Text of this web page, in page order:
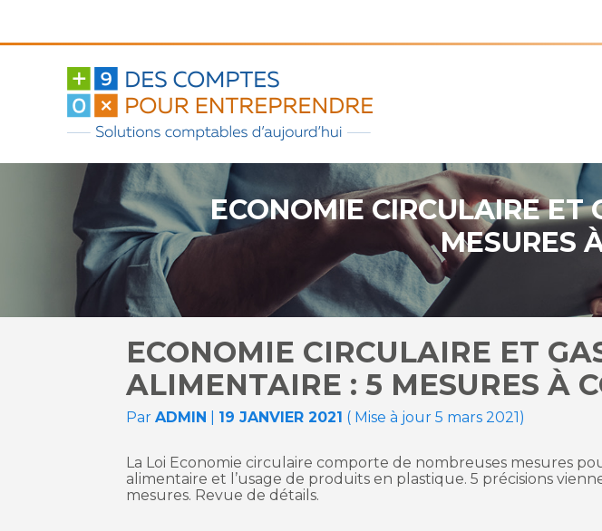
au
contenu
ECONOMIE CIRCULAIRE ET
MESURES
ECONOMIE CIRCULAIRE ET
ALIMENTAIRE : 5 MESURES À
ParADMIN 19 JANVIER 2021 ( Mise à jour 5 mars 2021)
La Loi Economie circulaire comporte de nombreuses mesures
alimentaire et l’usage de produits en plastique. 5 précisions
mesures. Revue de détails.